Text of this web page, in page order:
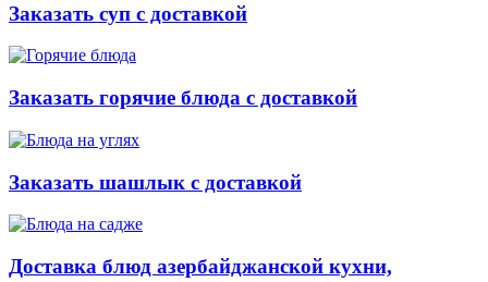
Заказать суп с доставкой
Заказать горячие блюда с доставкой
Заказать шашлык с доставкой
Доставка блюд азербайджанской кухни,